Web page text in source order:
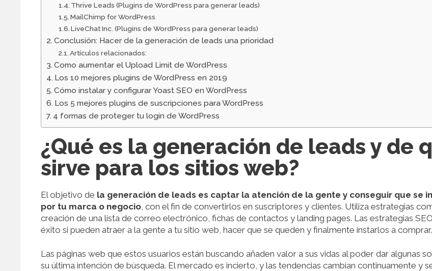
Thrive Leads (Plugins de WordPress para generar leads)
MailChimp for WordPress
LiveChat Inc. (Plugins de WordPress para generar leads)
Conclusión: Hacer de la generación de leads una prioridad
Artículos relacionados:
Como aumentar el Upload Limit de WordPress
Los 10 mejores plugins de WordPress en 2019
Cómo instalar y configurar Yoast SEO en WordPress
Los 5 mejores plugins de suscripciones para WordPress
4 formas de proteger tu login de WordPress
¿Qué es la generación de leads y de
sirve para los sitios web?
El objetivo de la generación de leads es captar la atención de la gente y conseguir que se
por tu marca o negocio, con el fin de convertirlos en suscriptores y clientes. Utiliza estrategias
creación de una lista de correo electrónico, fichas de contactos y landing pages. Las estrategias
éxito si pueden atraer a la gente a tu sitio web, hacer que se queden y finalmente instarlos a comprar.
Las páginas web que estos usuarios están buscando añaden valor a sus vidas al poder dar algunas
su última intención de búsqueda. El mercado es incierto, y las tendencias cambian continuamente y